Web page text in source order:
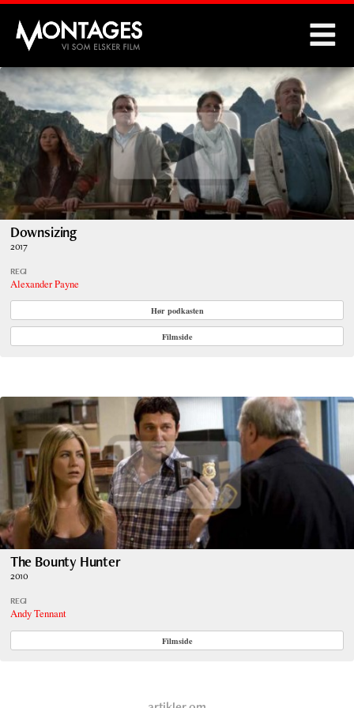
Montages
Downsizing
2017
REGI
Alexander Payne
Hør podkasten
Filmside
The Bounty Hunter
2010
REGI
Andy Tennant
Filmside